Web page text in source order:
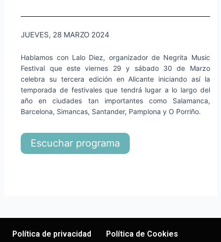
JUEVES, 28 MARZO 2024
Hablamos con Lalo Diez, organizador de Negrita Music
Festival que este viernes 29 y sábado 30 de Marzo
celebra su tercera edición en Alicante iniciando así la
temporada de festivales que tendrá lugar a lo largo del
año en ciudades tan importantes como Salamanca,
Barcelona, Simancas, Santander, Pamplona y O Porriño.
Escuchar programa
Política de privacidad Política de Cookies